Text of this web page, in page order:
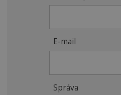
E-mail
Správa